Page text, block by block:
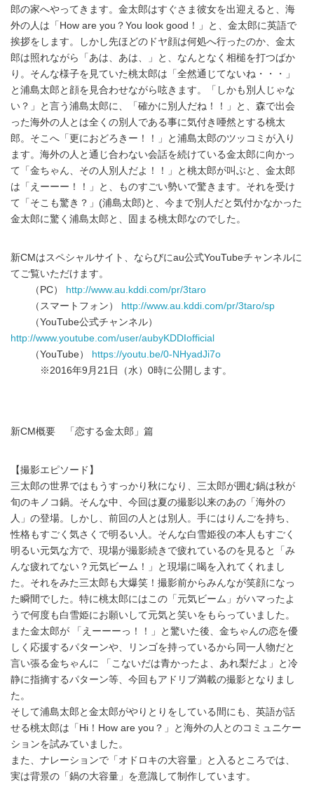
郎の家へやってきます。金太郎はすぐさま彼女を出迎えると、海
外の人は「How are you？You look good！」と、金太郎に英語で
挨拶をします。しかし先ほどのドヤ顔は何処へ行ったのか、金太
郎は照れながら「あは、あは、」と、なんとなく相槌を打つばか
り。そんな様子を見ていた桃太郎は「全然通じてないね・・・」
と浦島太郎と顔を見合わせながら呟きます。「しかも別人じゃな
い？」と言う浦島太郎に、「確かに別人だね！！」と、森で出会
った海外の人とは全くの別人である事に気付き唖然とする桃太
郎。そこへ「更におどろきー！！」と浦島太郎のツッコミが入り
ます。海外の人と通じ合わない会話を続けている金太郎に向かっ
て「金ちゃん、その人別人だよ！！」と桃太郎が叫ぶと、金太郎
は「えーーー！！」と、ものすごい勢いで驚きます。それを受け
て「そこも驚き？」(浦島太郎)と、今まで別人だと気付かなかった
金太郎に驚く浦島太郎と、固まる桃太郎なのでした。
新CMはスペシャルサイト、ならびにau公式YouTubeチャンネルに
てご覧いただけます。
（PC）
http://www.au.kddi.com/pr/3taro
（スマートフォン）
http://www.au.kddi.com/pr/3taro/sp
（YouTube公式チャンネル）
http://www.youtube.com/user/aubyKDDIofficial
（YouTube）
https://youtu.be/0-NHyadJi7o
※2016年9月21日（水）0時に公開します。
新CM概要 「恋する金太郎」篇
【撮影エピソード】
三太郎の世界ではもうすっかり秋になり、三太郎が囲む鍋は秋が
旬のキノコ鍋。そんな中、今回は夏の撮影以来のあの「海外の
人」の登場。しかし、前回の人とは別人。手にはりんごを持ち、
性格もすごく気さくで明るい人。そんな白雪姫役の本人もすごく
明るい元気な方で、現場が撮影続きで疲れているのを見ると「み
んな疲れてない？元気ビーム！」と現場に喝を入れてくれまし
た。それをみた三太郎も大爆笑！撮影前からみんなが笑顔になっ
た瞬間でした。特に桃太郎にはこの「元気ビーム」がハマったよ
うで何度も白雪姫にお願いして元気と笑いをもらっていました。
また金太郎が 「えーーーっ！！」と驚いた後、金ちゃんの恋を優
しく応援するパターンや、リンゴを持っているから同一人物だと
言い張る金ちゃんに 「こないだは青かったよ、あれ梨だよ」と冷
静に指摘するパターン等、今回もアドリブ満載の撮影となりまし
た。
そして浦島太郎と金太郎がやりとりをしている間にも、英語が話
せる桃太郎は「Hi！How are you？」と海外の人とのコミュニケー
ションを試みていました。
また、ナレーションで「オドロキの大容量」と入るところでは、
実は背景の「鍋の大容量」を意識して制作しています。